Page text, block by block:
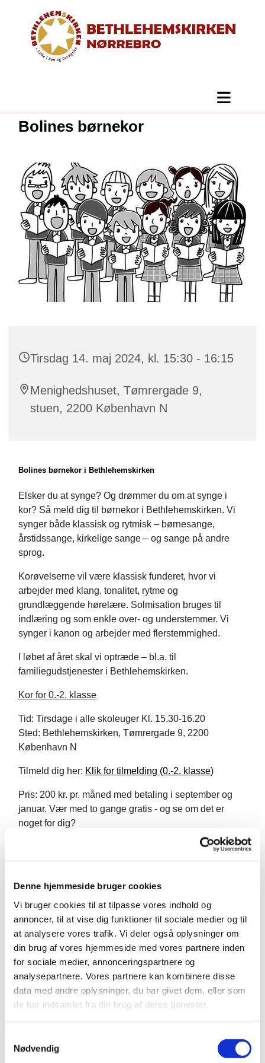
Denne hjemmeside bruger cookies
Vi bruger cookies til at tilpasse vores indhold og
annoncer, til at vise dig funktioner til sociale medier og til
at analysere vores trafik. Vi deler også oplysninger om
din brug af vores hjemmeside med vores partnere inden
for sociale medier, annonceringspartnere og
analysepartnere. Vores partnere kan kombinere disse
data med andre oplysninger, du har givet dem, eller som
de har indsamlet fra din brug af deres tjenester.
Nødvendig
Bolines børnekor
Tirsdag 14. maj 2024, kl. 15:30 - 16:15
Menighedshuset, Tømrergade 9,
stuen, 2200 København N
Bolines børnekor i Bethlehemskirken
Elsker du at synge? Og drømmer du om at synge i
kor? Så meld dig til børnekor i Bethlehemskirken. Vi
synger både klassisk og rytmisk – børnesange,
årstidssange, kirkelige sange – og sange på andre
sprog.
Korøvelserne vil være klassisk funderet, hvor vi
arbejder med klang, tonalitet, rytme og
grundlæggende hørelære. Solmisation bruges til
indlæring og som enkle over- og understemmer. Vi
synger i kanon og arbejder med flerstemmighed.
I løbet af året skal vi optræde – bl.a. til
familiegudstjenester i Bethlehemskirken.
Kor for 0.-2. klasse
Tid: Tirsdage i alle skoleuger Kl. 15.30-16.20
Sted: Bethlehemskirken, Tømrergade 9, 2200
København N
Tilmeld dig her: Klik for tilmelding (0.-2. klasse)
Pris: 200 kr. pr. måned med betaling i september og
januar. Vær med to gange gratis - og se om det er
noget for dig?
Betaling: sker til Mobilepay nr.: 64 13 78 (skriv barnets
navn)